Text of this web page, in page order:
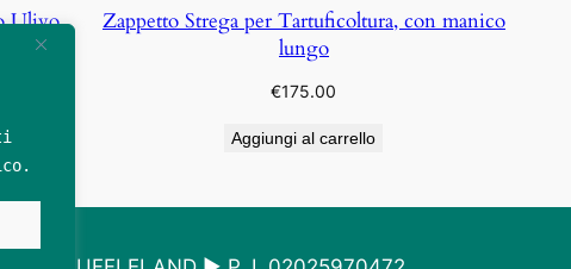
Ulivo
Zappetto Strega per Tartuficoltura, con manico
lungo
€175.00
Aggiungi al carrello